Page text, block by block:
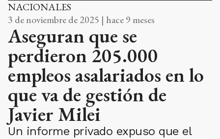
NACIONALES
3 de noviembre de 2025 | hace 9 meses
Aseguran que se
perdieron 205.000
empleos asalariados en lo
que va de gestión de
Javier Milei
Un informe privado expuso que el